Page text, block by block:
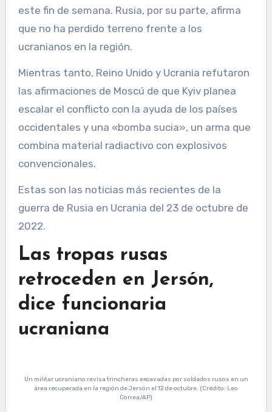
este fin de semana. Rusia, por su parte, afirma
que no ha perdido terreno frente a los
ucranianos en la región.
Mientras tanto, Reino Unido y Ucrania refutaron
las afirmaciones de Moscú de que Kyiv planea
escalar el conflicto con la ayuda de los países
occidentales y una «bomba sucia», un arma que
combina material radiactivo con explosivos
convencionales.
Estas son las noticias más recientes de la
guerra de Rusia en Ucrania del 23 de octubre de
2022.
Las tropas rusas
retroceden en Jersón,
dice funcionaria
ucraniana
Un militar ucraniano revisa trincheras excavadas por soldados rusos en un
área recuperada en la región de Jersón el 12 de octubre. (Crédito: Leo
Correa/AP)